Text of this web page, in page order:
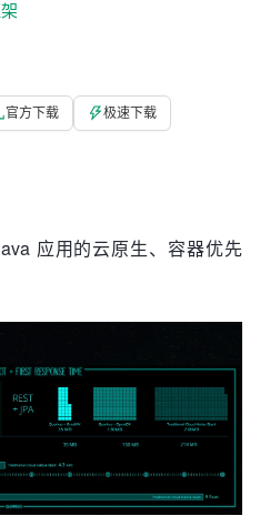
官方下载 极速下载
应用的云原生、容器优先